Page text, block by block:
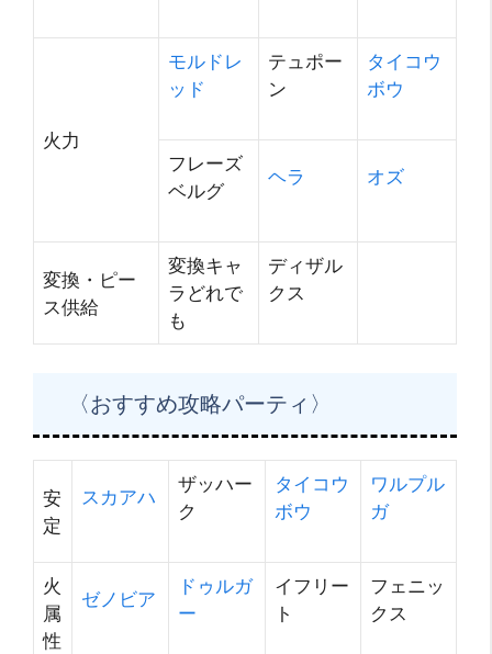
火力
モルドレ
ッド
テュポー
ン
タイコウ
ボウ
フレーズ
ベルグ
ヘラ オズ
変換・ピー
ス供給
変換キャ
ラどれで
も
ディザル
クス
〈おすすめ攻略パーティ〉
安
定
スカアハ
ザッハー
ク
タイコウ
ボウ
ワルプル
ガ
火
属
性
ゼノビア
ドゥルガ
ー
イフリー
ト
フェニッ
クス